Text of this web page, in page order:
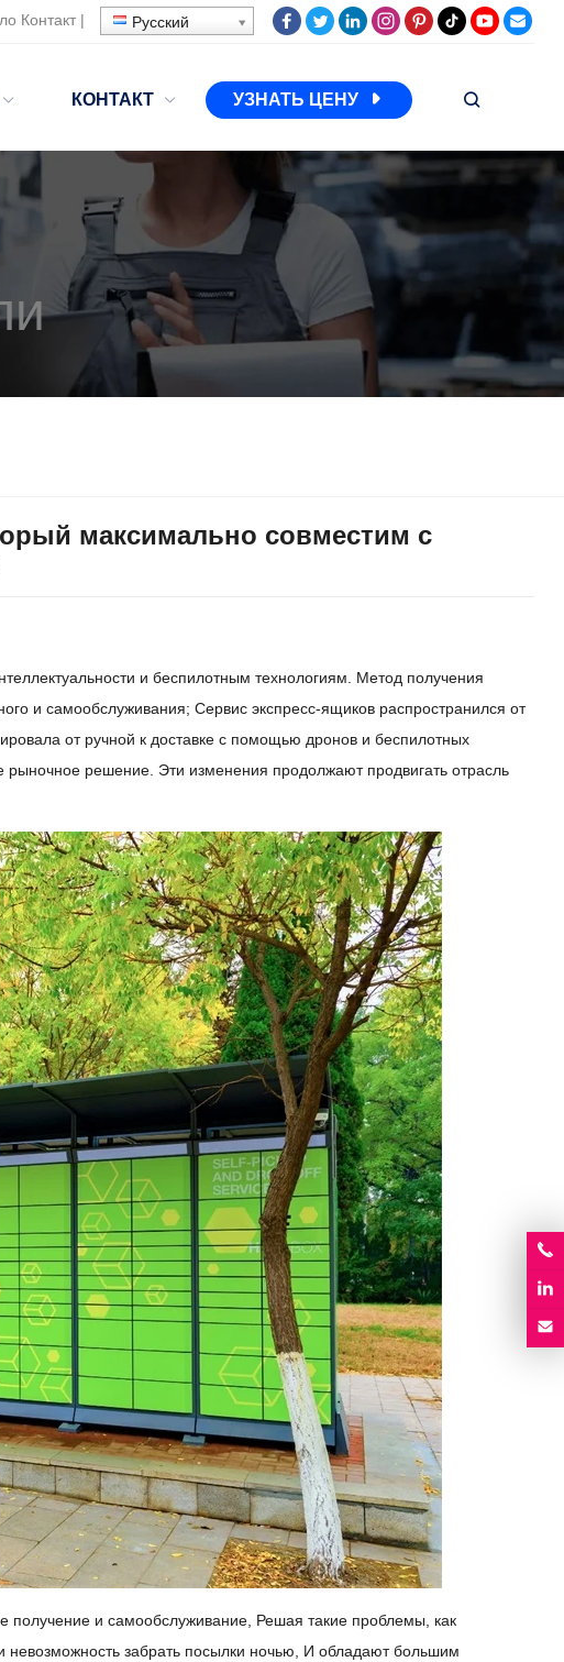
Контакт | Русский
КОНТАКТ УЗНАТЬ ЦЕНУ
максимально совместим с
и беспилотным технологиям. Метод получения
и самообслуживания; Сервис экспресс-ящиков распространился от
от ручной к доставке с помощью дронов и беспилотных
решение. Эти изменения продолжают продвигать отрасль
получение и самообслуживание, Решая такие проблемы, как
невозможность забрать посылки ночью, И обладают большим